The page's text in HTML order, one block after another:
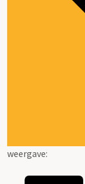
weergave: